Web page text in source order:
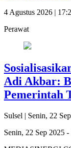
4 Agustus 2026 |
Perawat
Adi Akbar:
Pemerintah
Sulsel | Senin, 22
Senin, 22 Sep 2025